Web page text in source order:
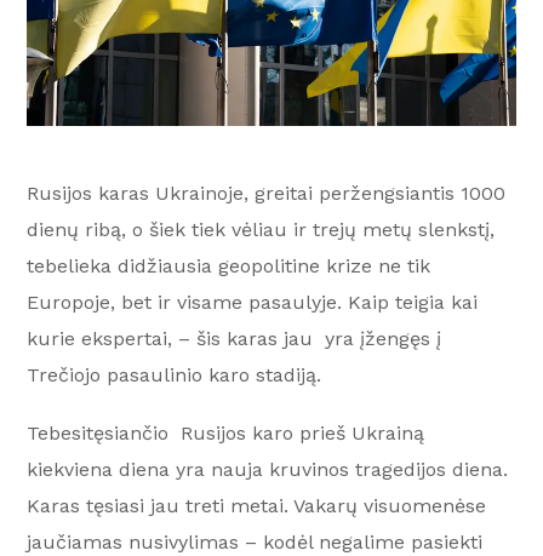
Rusijos karas Ukrainoje, greitai peržengsiantis 1000
dienų ribą, o šiek tiek vėliau ir trejų metų slenkstį,
tebelieka didžiausia geopolitine krize ne tik
Europoje, bet ir visame pasaulyje. Kaip teigia kai
kurie ekspertai, – šis karas jau yra įžengęs į
Trečiojo pasaulinio karo stadiją.
Tebesitęsiančio Rusijos karo prieš Ukrainą
kiekviena diena yra nauja kruvinos tragedijos diena.
Karas tęsiasi jau treti metai. Vakarų visuomenėse
jaučiamas nusivylimas – kodėl negalime pasiekti